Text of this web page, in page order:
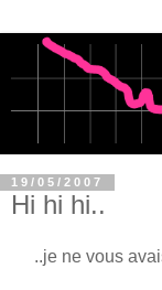
19/05/2007
Hi hi hi..
..je ne vous